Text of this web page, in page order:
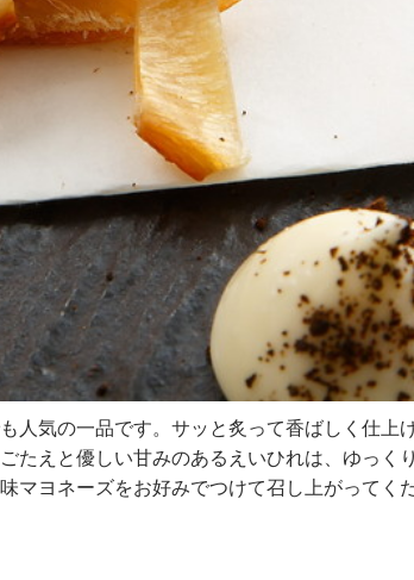
人気の一品です。サッと炙って香ばしく仕上
たえと優しい甘みのあるえいひれは、ゆっく
マヨネーズをお好みでつけて召し上がってく